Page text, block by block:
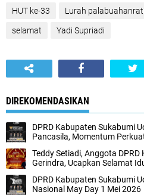
HUT ke-33 Lurah
selamat Yadi Supriadi
DIREKOMENDASIKAN
DPRD Kabupaten Sukabumi
Pancasila, Momentum
Teddy Setiadi, Anggota
Gerindra, Ucapkan Selamat
DPRD Kabupaten Sukabumi
Nasional May Day 1 Mei 2026